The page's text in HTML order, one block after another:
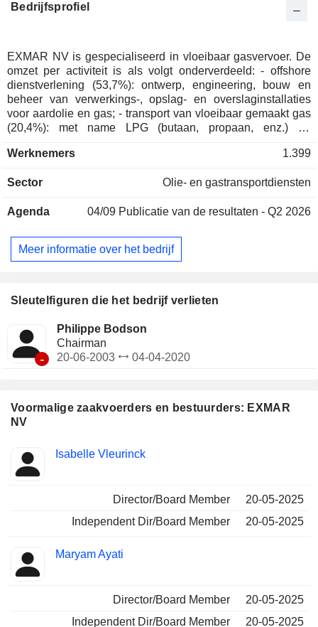
Voormalige zaakvoerders en bestuurders: EXMAR
NV
Insider
Beklede
Isabelle Vleurinck
Director/Board Member
20-05-2025
Independent Dir/Board Member
20-05-2025
Maryam Ayati
Director/Board Member
20-05-2025
Independent Dir/Board Member
20-05-2025
Bedrijfsprofiel
EXMAR NV is gespecialiseerd in vloeibaar gasvervoer. De
omzet per activiteit is als volgt onderverdeeld: - offshore
dienstverlening (53,7%): ontwerp, engineering, bouw en
beheer van verwerkings-, opslag- en overslaginstallaties
voor aardolie en gas; - transport van vloeibaar gemaakt gas
(20,4%): met name LPG (butaan, propaan, enz.) en
van schepen, verzekeringsmakelaardij, enz.
Werknemers 1.399
Sector Olie- en gastransportdiensten
Agenda 04/09 Publicatie van de resultaten - Q2 2026
Meer informatie over het bedrijf
Sleutelfiguren die het bedrijf verlieten
-
Philippe Bodson
Chairman
20-06-2003
04-04-2020